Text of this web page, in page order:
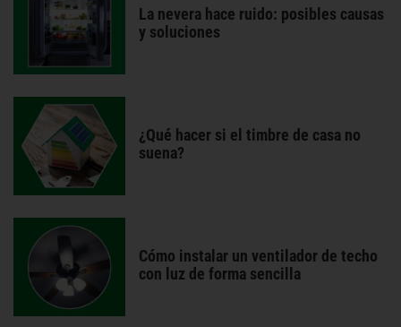
La nevera hace ruido: posibles causas
y soluciones
¿Qué hacer si el timbre de casa no
suena?
Cómo instalar un ventilador de techo
con luz de forma sencilla